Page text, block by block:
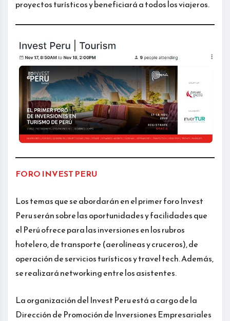
proyectos turísticos y beneficiará a todos los viajeros.
FORO INVEST PERU
Los temas que se abordarán en el primer foro Invest
Peru serán sobre las oportunidades y facilidades que
el Perú ofrece para las inversiones en los rubros
hotelero, de transporte (aerolíneas y cruceros), de
operación de servicios turísticos y travel tech. Además,
se realizará networking entre los asistentes.
La organización del Invest Peru está a cargo de la
Dirección de Promoción de Inversiones Empresariales